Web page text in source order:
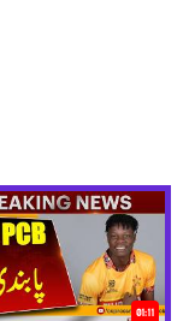
01:11